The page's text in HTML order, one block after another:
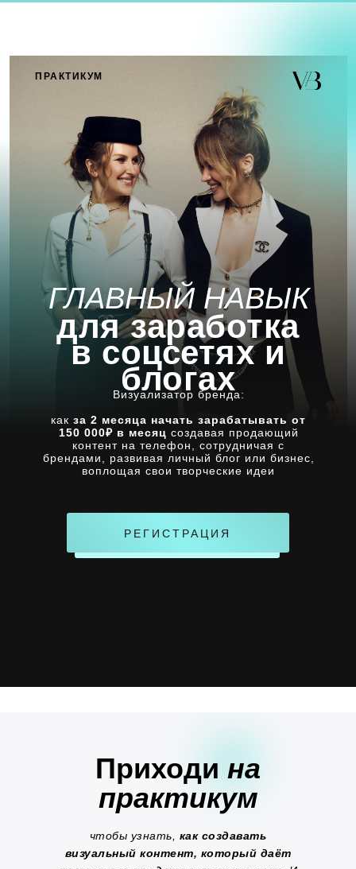
ПРАКТИКУМ
ГЛАВНЫЙ НАВЫК
для заработка
в соцсетях и
блогах
Визуализатор бренда:
как за 2 месяца начать зарабатывать от
150 000₽ в месяц создавая продающий
контент на телефон, сотрудничая с
брендами, развивая личный блог или бизнес,
воплощая свои творческие идеи
РЕГИСТРАЦИЯ
Приходи на
практикум
чтобы узнать, как создавать
визуальный контент, который даёт